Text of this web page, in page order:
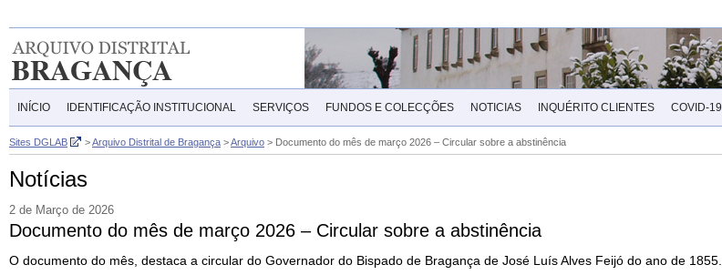
INÍCIO IDENTIFICAÇÃO INSTITUCIONAL SERVIÇOS FUNDOS E COLECÇÕES NOTICIAS INQUÉRITO CLIENTES COVID-19
Sites DGLAB >Arquivo Distrital de Bragança >Arquivo > Documento do mês de março 2026 – Circular sobre a abstinência
Notícias
2 de Março de 2026
Documento do mês de março 2026 – Circular sobre a abstinência
O documento do mês, destaca a circular do Governador do Bispado de Bragança de José Luís Alves Feijó do ano de 1855.